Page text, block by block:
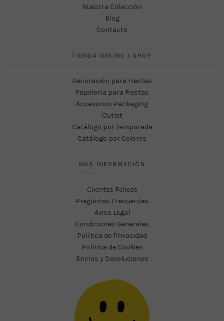
Nuestra Colección
Blog
Contacto
TIENDA ONLINE I SHOP
Decoración para Fiestas
Papelería para Fiestas
Accesorios Packaging
Outlet
Catálogo por Temporada
Catálogo por Colores
MAS INFORMACIÓN
Clientes Felices
Preguntas Frecuentes
Aviso Legal
Condiciones Generales
Política de Privacidad
Política de Cookies
Envíos y Devoluciones